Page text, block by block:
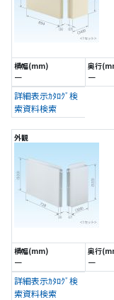
ー ー
詳細表示ｶﾀﾛｸﾞ検
索資料検索
ー ー
詳細表示ｶﾀﾛｸﾞ検
索資料検索